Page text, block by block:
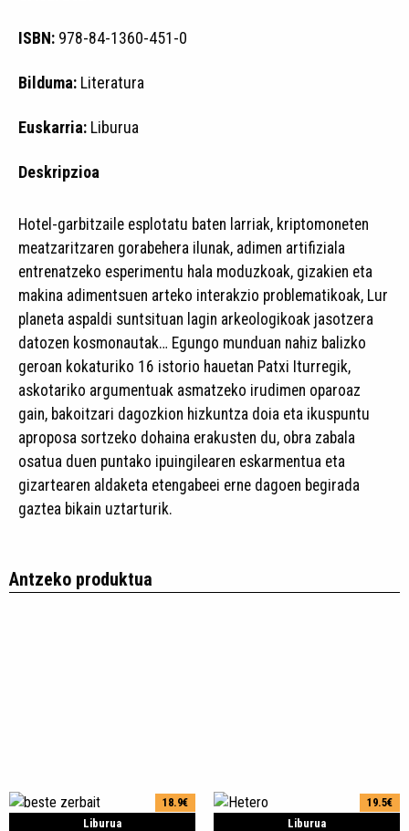
ISBN: 978-84-1360-451-0
Bilduma: Literatura
Euskarria: Liburua
Deskripzioa
Hotel-garbitzaile esplotatu baten larriak, kriptomoneten
meatzaritzaren gorabehera ilunak, adimen artifiziala
entrenatzeko esperimentu hala moduzkoak, gizakien eta
makina adimentsuen arteko interakzio problematikoak, Lur
planeta aspaldi suntsituan lagin arkeologikoak jasotzera
datozen kosmonautak… Egungo munduan nahiz balizko
geroan kokaturiko 16 istorio hauetan Patxi Iturregik,
askotariko argumentuak asmatzeko irudimen oparoaz
gain, bakoitzari dagozkion hizkuntza doia eta ikuspuntu
aproposa sortzeko dohaina erakusten du, obra zabala
osatua duen puntako ipuingilearen eskarmentua eta
gizartearen aldaketa etengabeei erne dagoen begirada
gaztea bikain uztarturik.
Antzeko produktua
Liburua
18.9€
Liburua
19.5€